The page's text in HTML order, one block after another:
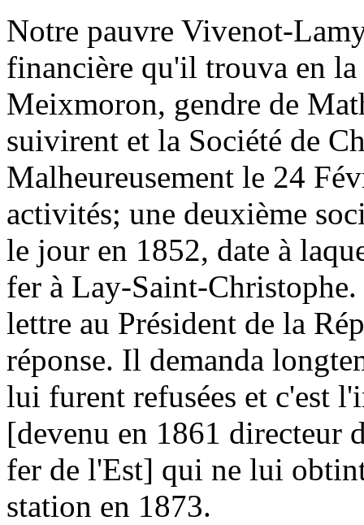
Notre pauvre Vivenot-
financière qu'il trouva en
Meixmoron, gendre de
suivirent et la Société de
Malheureusement le 24
activités; une deuxième
le jour en 1852, date à
fer à Lay-Saint-
lettre au Président de la
réponse. Il demanda
lui furent refusées et c'est
[devenu en 1861 directeur
fer de l'Est] qui ne lui
station en 1873.